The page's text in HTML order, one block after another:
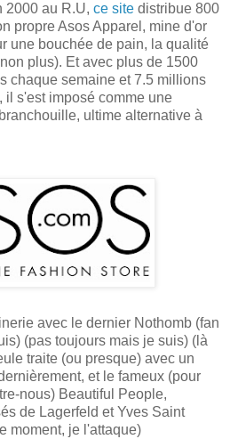
2000 au R.U, ce site distribue 800
propre Asos Apparel, mine d'or
une bouchée de pain, la qualité
plus). Et avec plus de 1500
chaque semaine et 7.5 millions
il s'est imposé comme une
ultime alternative à
avec le dernier Nothomb (fan
(pas toujours mais je suis) (là
traite (ou presque) avec un
et le fameux (pour
nous) Beautiful People,
de Lagerfeld et Yves Saint
moment, je l'attaque)